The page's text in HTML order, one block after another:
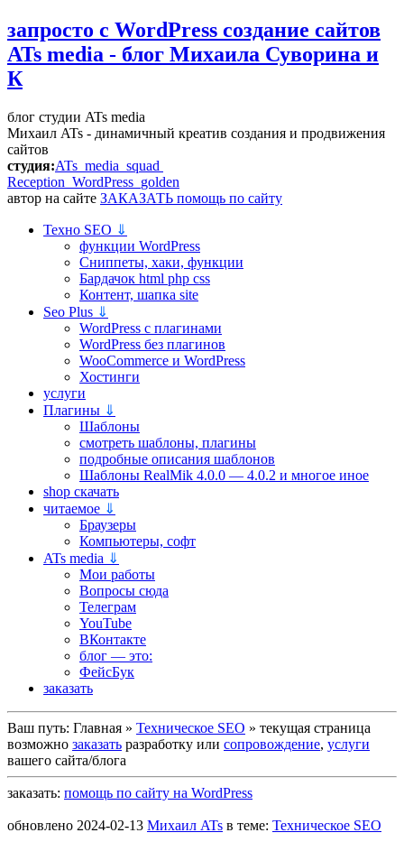
запросто с WordPress создание сайтов
ATs media - блог Михаила Суворина и
К
блог студии ATs media
Михаил ATs - динамичный креатив создания и продвижения
сайтов
студия:ATs media squad
Reception WordPress golden
автор на сайте ЗАКАЗАТЬ помощь по сайту
Техно SEO ⇓
функции WordPress
Сниппеты, хаки, функции
Бардачок html php css
Контент, шапка site
Seo Plus ⇓
WordPress c плагинами
WordPress без плагинов
WooCommerce и WordPress
Хостинги
услуги
Плагины ⇓
Шаблоны
смотреть шаблоны, плагины
подробные описания шаблонов
Шаблоны RealMik 4.0.0 — 4.0.2 и многое иное
shop скачать
читаемое ⇓
Браузеры
Компьютеры, софт
ATs media ⇓
Мои работы
Вопросы сюда
Телеграм
YouTube
ВКонтакте
блог — это:
ФейсБук
заказать
Ваш путь: Главная » Техническое SEO » текущая страница
возможно заказать разработку или сопровождение, услуги
вашего сайта/блога
заказать: помощь по сайту на WordPress
обновлено 2024-02-13 Михаил ATs в теме: Техническое SEO